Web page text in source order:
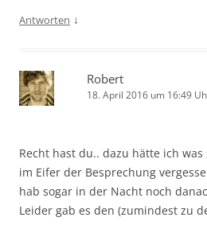
Antworten ↓
Robert
18. April 2016 um 16:49
Recht hast du.. dazu hätte ich
im Eifer der Besprechung
hab sogar in der Nacht noch
Leider gab es den (zumindest zu